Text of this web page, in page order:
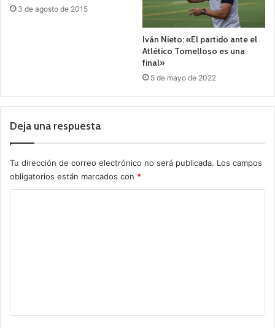
3 de agosto de 2015
Iván Nieto: «El partido ante el
Atlético Tomelloso es una
final»
5 de mayo de 2022
Deja una respuesta
Tu dirección de correo electrónico no será publicada. Los campos
obligatorios están marcados con *